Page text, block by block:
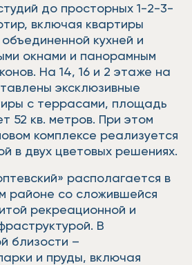
до просторных 1-2-3-
включая квартиры
кухней и
окнами и панорамным
На 14, 16 и 2 этаже на
эксклюзивные
с террасами, площадь
52 кв. метров. При этом
комплексе реализуется
в двух цветовых решениях.
располагается в
районе со сложившейся
рекреационной и
В
близости –
и пруды, включая